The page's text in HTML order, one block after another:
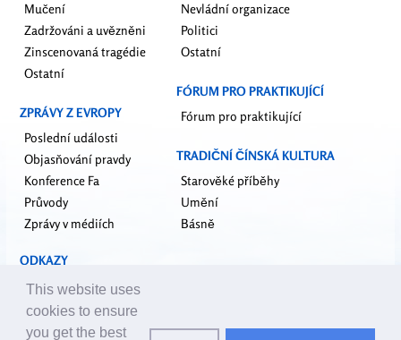
Mučení
Zadržováni a uvězněni
Zinscenovaná tragédie
Ostatní
ZPRÁVY Z EVROPY
Poslední události
Objasňování pravdy
Konference Fa
Průvody
Zprávy v médiích
Nevládní organizace
Politici
Ostatní
FÓRUM PRO PRAKTIKUJÍCÍ
Fórum pro praktikující
TRADIČNÍ ČÍNSKÁ KULTURA
Starověké příběhy
Umění
Básně
ODKAZY
falundafa.org
faluninfo.net
minghui.org
This website uses
cookies to ensure
you get the best